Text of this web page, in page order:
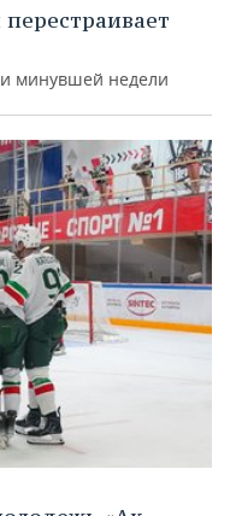
минувшей недели